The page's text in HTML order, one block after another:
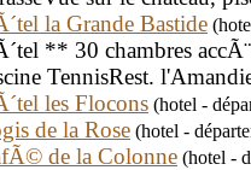
la Grande Bastide
** 30 chambres
TennisRest.
les Flocons (hotel -
de la Rose (hotel -
de la Colonne (hotel -